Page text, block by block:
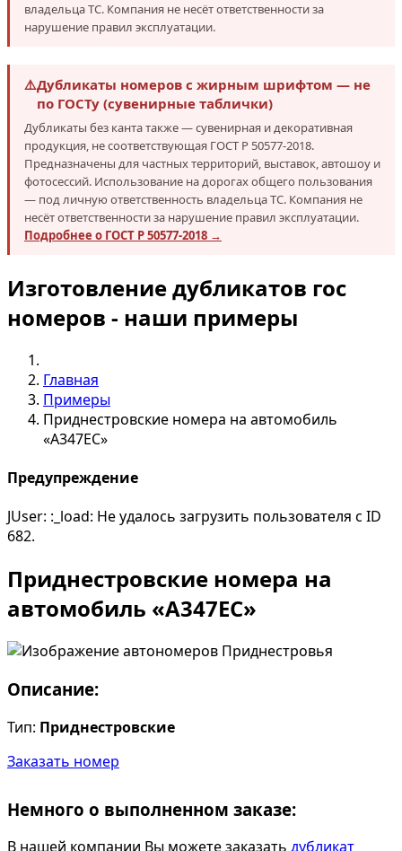
владельца ТС. Компания не несёт ответственности за
нарушение правил эксплуатации.
⚠️Дубликаты номеров с жирным шрифтом — не
по ГОСТу (сувенирные таблички)
Дубликаты без канта также — сувенирная и декоративная
продукция, не соответствующая ГОСТ Р 50577-2018.
Предназначены для частных территорий, выставок, автошоу и
фотосессий. Использование на дорогах общего пользования
— под личную ответственность владельца ТС. Компания не
несёт ответственности за нарушение правил эксплуатации.
Подробнее о ГОСТ Р 50577-2018 →
Изготовление дубликатов гос
номеров - наши примеры
Главная
Примеры
Приднестровские номера на автомобиль
«А347ЕС»
Предупреждение
JUser: :_load: Не удалось загрузить пользователя с ID
682.
Приднестровские номера на
автомобиль «А347ЕС»
Описание:
Тип: Приднестровские
Заказать номер
Немного о выполненном заказе:
В нашей компании Вы можете заказать дубликат